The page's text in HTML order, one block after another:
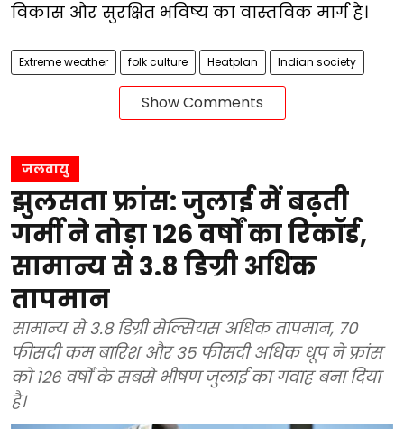
विकास और सुरक्षित भविष्य का वास्तविक मार्ग है।
Extreme weather folk culture Heatplan Indian society
Show Comments
जलवायु
झुलसता फ्रांस: जुलाई में बढ़ती
गर्मी ने तोड़ा 126 वर्षों का रिकॉर्ड,
सामान्य से 3.8 डिग्री अधिक
तापमान
सामान्य से 3.8 डिग्री सेल्सियस अधिक तापमान, 70
फीसदी कम बारिश और 35 फीसदी अधिक धूप ने फ्रांस
को 126 वर्षों के सबसे भीषण जुलाई का गवाह बना दिया
है।